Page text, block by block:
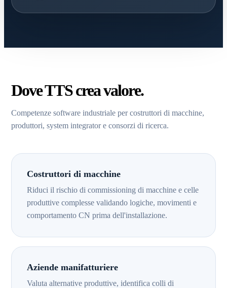
Dove TTS crea valore.
Competenze software industriale per costruttori di macchine,
produttori, system integrator e consorzi di ricerca.
Costruttori di macchine
Riduci il rischio di commissioning di macchine e celle
produttive complesse validando logiche, movimenti e
comportamento CN prima dell'installazione.
Aziende manifatturiere
Valuta alternative produttive, identifica colli di